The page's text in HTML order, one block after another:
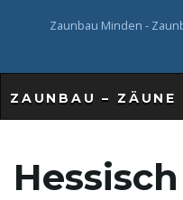
Zaunbau Minden -
ZAUNBAU – ZÄUNE